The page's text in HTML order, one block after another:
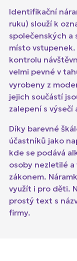
Identifikační
ruku) slouží k
společenských a
místo
kontrolu
velmi pevné v
vyrobeny z
jejich součástí
zalepení s výsečí
Díky barevné
účastníků jako
kde se podává
osoby nezletilé
zákonem.
využít i pro děti.
prostý text s
firmy.